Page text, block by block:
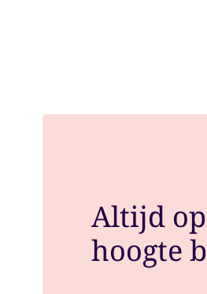
Altijd
hoogte